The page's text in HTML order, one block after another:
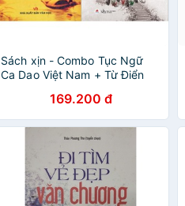
Sách xịn - Combo Tục Ngữ
Ca Dao Việt Nam + Từ Điển
169.200 đ